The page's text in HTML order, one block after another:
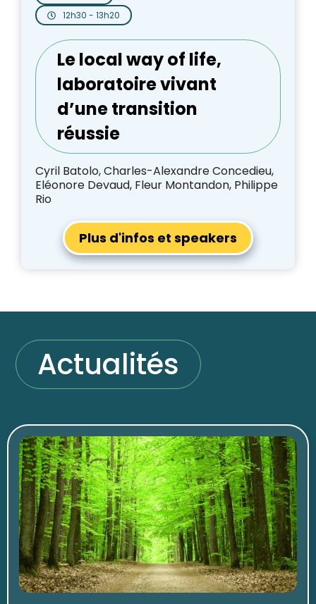
12h30 - 13h20
Le local way of life,
laboratoire vivant
d’une transition
réussie
Cyril Batolo, Charles-Alexandre Concedieu,
Eléonore Devaud, Fleur Montandon, Philippe
Rio
Plus d'infos et speakers
Actualités